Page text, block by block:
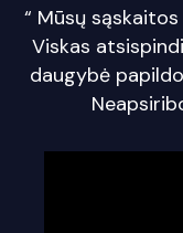
“ Mūsų
Viskas
daugybė